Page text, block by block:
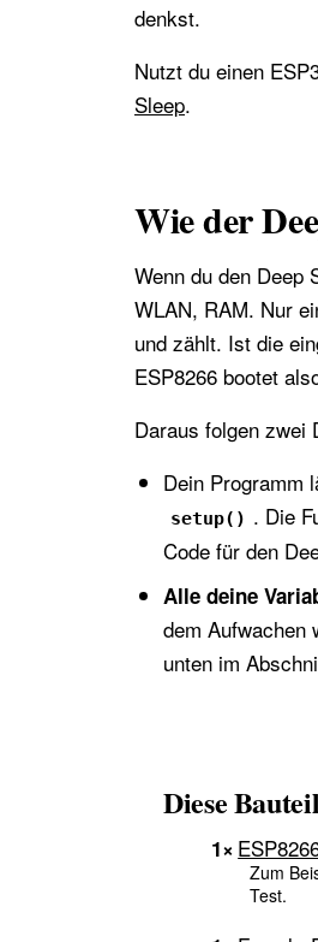
denkst.
Nutzt du einen
Sleep.
Wie der
Wenn du den
WLAN, RAM. Nur
und zählt. Ist die
ESP8266 bootet
Daraus folgen zwei
Dein Programm
setup() . Die
Code für den
Alle deine
dem Aufwachen
unten im
Diese
1×
Zum
Test.